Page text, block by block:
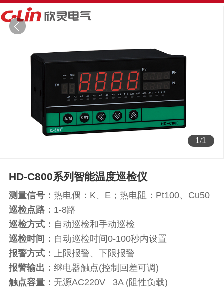
1/1
HD-C800系列智能温度巡检仪
测量信号： 热电偶：K、E；热电阻：Pt100、Cu50
巡检点路： 1-8路
巡检方式： 自动巡检和手动巡检
巡检时间： 自动巡检时间0-100秒内设置
报警方式： 上限报警、下限报警
报警输出： 继电器触点(控制回差可调)
触点容量： 无源AC220V 3A (阻性负载)